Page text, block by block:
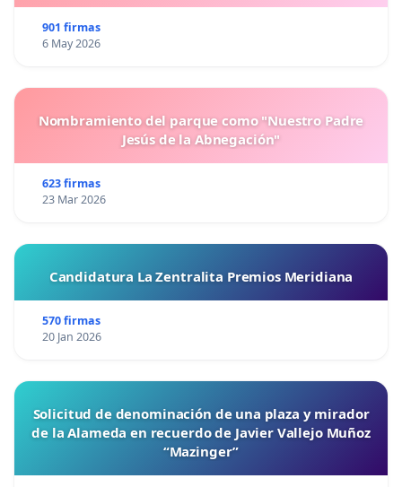
901 firmas
6 May 2026
Nombramiento del parque como "Nuestro Padre
Jesús de la Abnegación"
623 firmas
23 Mar 2026
Candidatura La Zentralita Premios Meridiana
570 firmas
20 Jan 2026
Solicitud de denominación de una plaza y mirador
de la Alameda en recuerdo de Javier Vallejo Muñoz
“Mazinger”